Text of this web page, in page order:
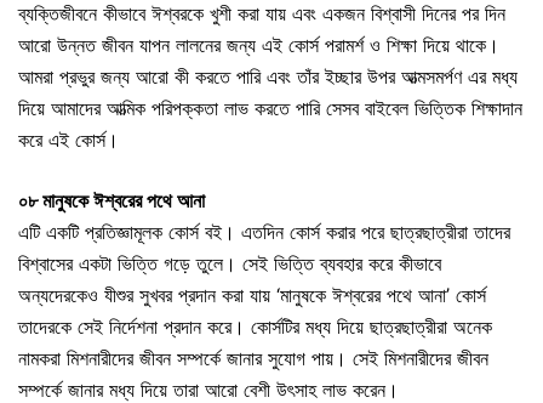
ব্যক্তিজীবনে কীভাবে ঈশ্বরকে খুশী করা যায় এবং একজন বিশ্বাসী দিনের পর দিন
আরো উন্নত জীবন যাপন লালনের জন্য এই কোর্স পরামর্শ ও শিক্ষা দিয়ে থাকে।
আমরা প্রভুর জন্য আরো কী করতে পারি এবং তাঁর ইচ্ছার উপর আত্মসমর্পণ এর মধ্য
দিয়ে আমাদের আত্মিক পরিপক্কতা লাভ করতে পারি সেসব বাইবেল ভিত্তিক শিক্ষাদান
করে এই কোর্স।
০৮ মানুষকে ঈশ্বরের পথে আনা
এটি একটি প্রতিজ্ঞামূলক কোর্স বই। এতদিন কোর্স করার পরে ছাত্রছাত্রীরা তাদের
বিশ্বাসের একটা ভিত্তি গড়ে তুলে। সেই ভিত্তি ব্যবহার করে কীভাবে
অন্যদেরকেও যীশুর সুখবর প্রদান করা যায় ‘মানুষকে ঈশ্বরের পথে আনা’ কোর্স
তাদেরকে সেই নির্দেশনা প্রদান করে। কোর্সটির মধ্য দিয়ে ছাত্রছাত্রীরা অনেক
নামকরা মিশনারীদের জীবন সম্পর্কে জানার সুযোগ পায়। সেই মিশনারীদের জীবন
সম্পর্কে জানার মধ্য দিয়ে তারা আরো বেশী উৎসাহ লাভ করেন।